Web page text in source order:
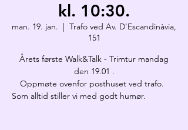
kl. 10:30.
man. 19. jan.
  |
Trafo ved Av. D'Escandinàvia,
151
Årets første Walk&Talk - Trimtur mandag
den 19.01 .
Oppmøte ovenfor posthuset ved trafo.
Som alltid stiller vi med godt humør.